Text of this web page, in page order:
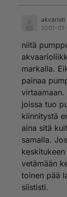
akvaristi
2001-
niitä
markalla.
painaa
joissa tuo
kiinnitystä
aina sitä
samalla.
vetämään
toinen pää
siististi.